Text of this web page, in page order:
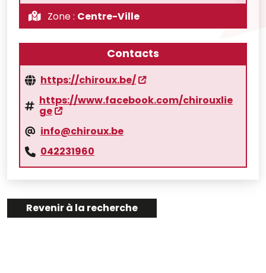
Zone : Centre-Ville
Contacts
https://chiroux.be/
https://www.facebook.com/chirouxlie
ge
info@chiroux.be
042231960
Revenir à la recherche